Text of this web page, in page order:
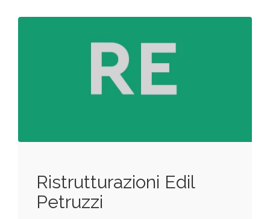
Ristrutturazioni Edil
Petruzzi